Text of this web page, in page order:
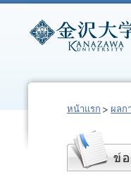
หน้าแรก ผลก